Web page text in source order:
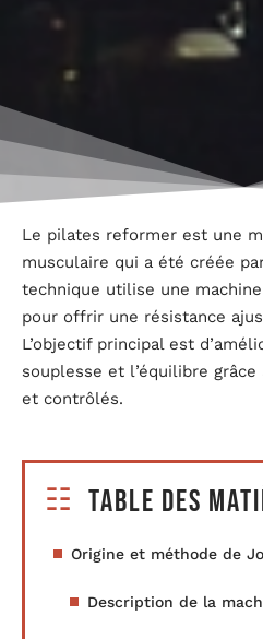
Le pilates reformer est une
musculaire qui a été créée
technique utilise une
pour offrir une résistance
L’objectif principal est
souplesse et l’équilibre
et contrôlés.
Table des
Origine et méthode de
Description de la